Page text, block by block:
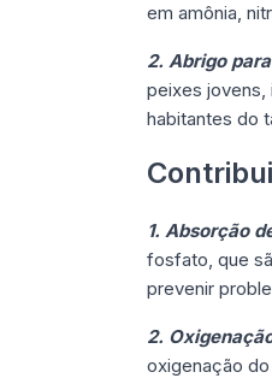
em amônia,
2. Abrigo
peixes jovens,
habitantes do
1. Absorção
fosfato, que
prevenir
2.
oxigenação